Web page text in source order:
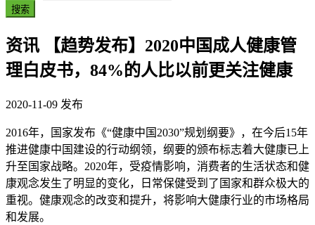
搜索
资讯【趋势发布】2020中国成人健康管
理白皮书，84%的人比以前更关注健康
2020-11-09 发布
2016年，国家发布《“健康中国2030”规划纲要》，在今后15年
推进健康中国建设的行动纲领，纲要的颁布标志着大健康已上
升至国家战略。2020年，受疫情影响，消费者的生活状态和健
康观念发生了明显的变化，日常保健受到了国家和群众极大的
重视。健康观念的改变和提升，将影响大健康行业的市场格局
和发展。